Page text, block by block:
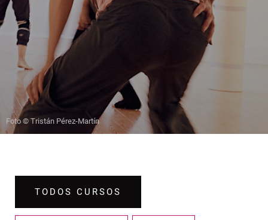
Foto © Tristán Pérez-Martín
TODOS CURSOS